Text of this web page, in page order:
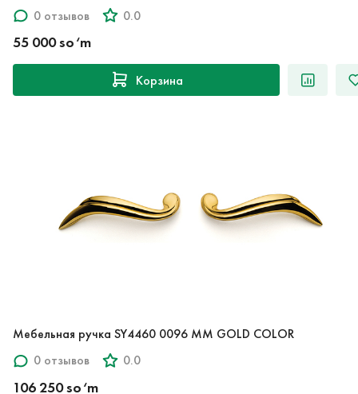
0 отзывов
0.0
55 000 so‘m
Корзина
Мебельная ручка SY4460 0096 MM GOLD COLOR
0 отзывов
0.0
106 250 so‘m